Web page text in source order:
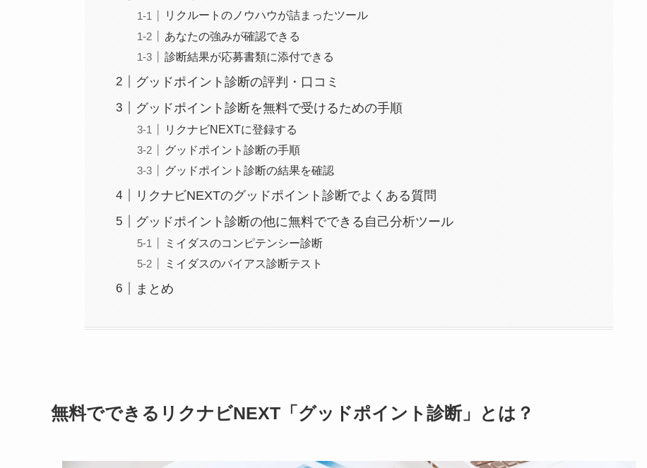
リクルートのノウハウが詰まったツール
あなたの強みが確認できる
診断結果が応募書類に添付できる
グッドポイント診断の評判・口コミ
グッドポイント診断を無料で受けるための手順
リクナビNEXTに登録する
グッドポイント診断の手順
グッドポイント診断の結果を確認
リクナビNEXTのグッドポイント診断でよくある質問
グッドポイント診断の他に無料でできる自己分析ツール
ミイダスのコンピテンシー診断
ミイダスのバイアス診断テスト
まとめ
無料でできるリクナビNEXT「グッドポイント診断」とは？